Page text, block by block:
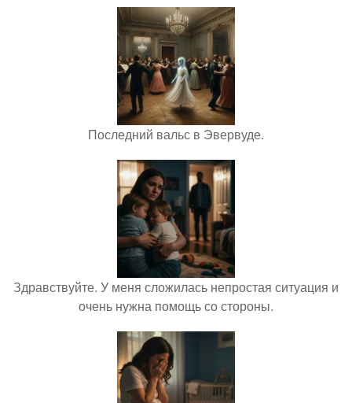
Последний вальс в Эвервуде.
Здравствуйте. У меня сложилась непростая ситуация и
очень нужна помощь со стороны.